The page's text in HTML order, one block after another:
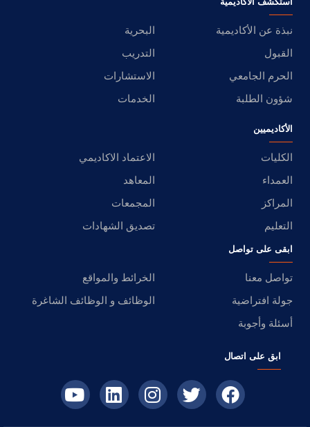
استكشف الأكاديمية
نبذة عن الأكاديمية
البحرية
القبول
التدريب
الحرم الجامعي
الاستشارات
شؤون الطلبة
الخدمات
الأكاديميين
الكليات
الاعتماد الاكاديمي
العمداء
المعاهد
المراكز
المجمعات
التعليم
تصديق الشهادات
ابقى على تواصل
تواصل معنا
الخرائط والمواقع
جولة افتراضية
الوظائف و الوظائف الشاغرة
أسئلة وأجوبة
ابق على اتصال